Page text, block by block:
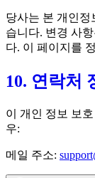
당사는 본 개인정
습니다. 변경 사
다. 이 페이지를
10. 연락처
이 개인 정보 보
우:
메일 주소: